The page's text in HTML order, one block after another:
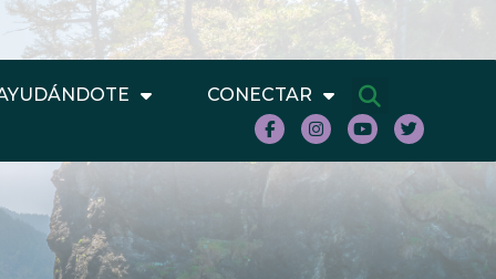
CONECTAR